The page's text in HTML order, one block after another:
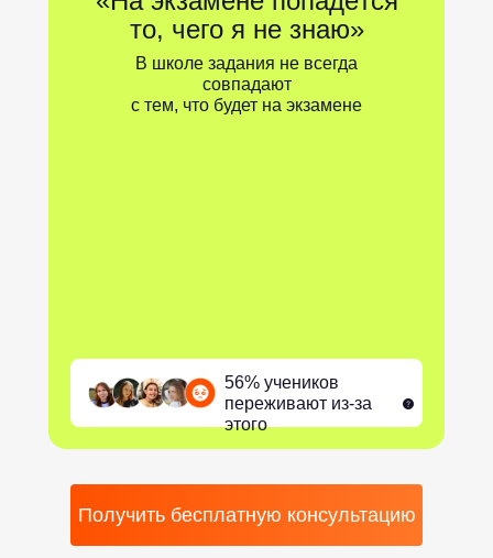
то, чего я не знаю»
В школе задания не всегда
совпадают
с тем, что будет на экзамене
56% учеников
переживают из-за
этого
Получить бесплатную консультацию